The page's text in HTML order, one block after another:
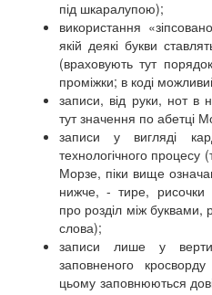
під шкаралупою);
використання
якій деякі букви
(враховують тут
проміжки; в коді
записи, від руки, нот в
тут значення по абетці
записи у вигляді
технологічного процесу
Морзе, піки вище
нижче, - тире, рисочки
про розділ між буквами,
слова);
записи лише у
заповненого
цьому заповнюються